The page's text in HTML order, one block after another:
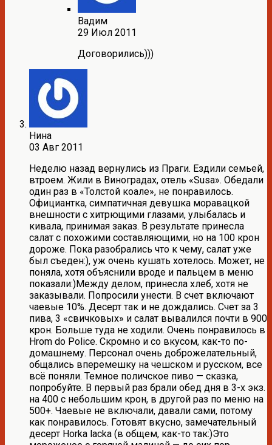
Вадим
29 Июл 2011
Договорились)))
Нина
03 Авг 2011
Неделю назад вернулись из Праги. Ездили семьей,
втроем. Жили в Виноградах, отель «Susa». Обедали
один раз в «Толстой коале», не понравилось.
Официантка, симпатичная девушка моравацкой
внешности с хитрющими глазами, улыбалась и
кивала, принимая заказ. В результате принесла
салат с похожими составляющими, но на 100 крон
дороже. Пока разобрались что к чему, салат уже
был съеден:), уж очень кушать хотелось. Может, не
поняла, хотя объяснили вроде и пальцем в меню
показали:)Между делом, принесла хлеб, хотя не
заказывали. Попросили унести. В счет включают
чаевые 10%. Десерт так и не дождались. Счет за 3
пива, 3 «свичковых» и салат вывалился почти в 900
крон. Больше туда не ходили. Очень понравилось в
Hrom do Police. Скромно и со вкусом, как-то по-
домашнему. Персонал очень доброжелательный,
общались вперемешку на чешском и русском, все
всё поняли. Темное поличское пиво — сказка,
попробуйте. В первый раз брали обед дня в 3-х экз.
на 400 с небольшим крон, в другой раз по меню на
500+. Чаевые не включали, давали сами, потому
как понравилось. Готовят вкусно, замечательный
десерт Horka lacka (в общем, как-то так:)Это